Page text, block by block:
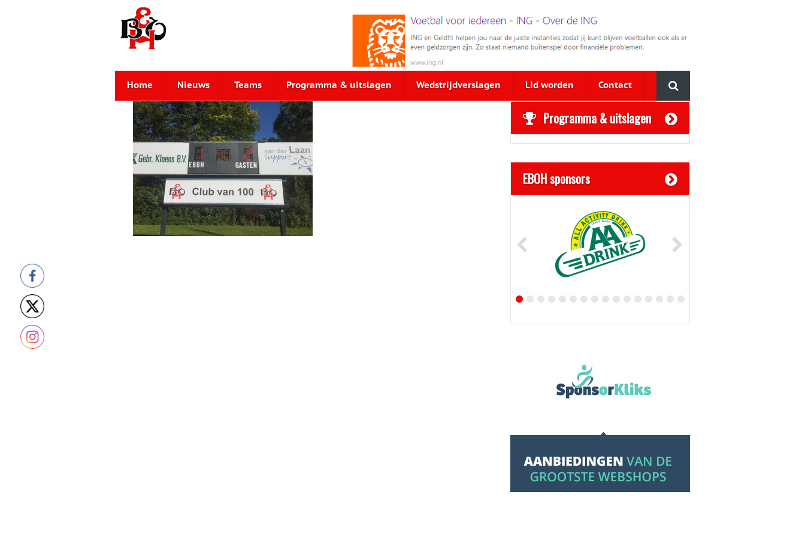
Home Nieuws Teams Programma & uitslagen Wedstrijdverslagen Lid worden Contact
Programma & uitslagen
EBOH sponsors